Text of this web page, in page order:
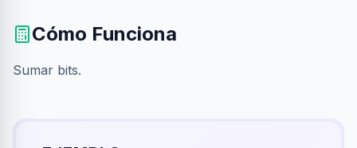
Cómo Funciona
Sumar bits.